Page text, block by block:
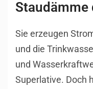
Staudämme
Sie erzeugen
und die
und
Superlative. Doch